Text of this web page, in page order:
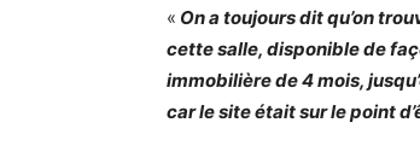
« On a toujours dit qu’on
cette salle, disponible de
immobilière de 4 mois,
car le site était sur le point